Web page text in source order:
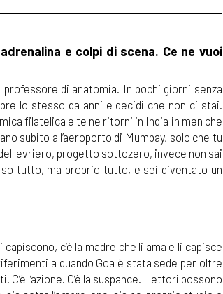
e colpi di scena. Ce ne vuoi
di anatomia. In pochi giorni senza
lo stesso da anni e decidi che non ci stai.
filatelica e te ne ritorni in India in men che
subito all’aeroporto di Mumbay, solo che tu
levriero, progetto sottozero, invece non sai
tutto, ma proprio tutto, e sei diventato un
c’è la madre che li ama e li capisce
a quando Goa è stata sede per oltre
l’azione. C’è la suspance. I lettori possono